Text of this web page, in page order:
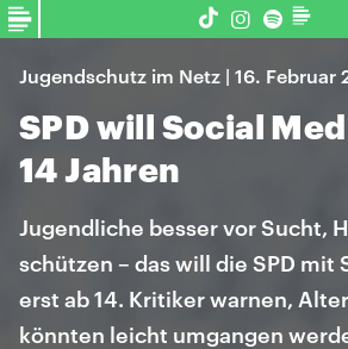
Jugendschutz im Netz | 16. Februar
SPD will Social
14 Jahren
Jugendliche besser vor Sucht,
schützen – das will die SPD mit
erst ab 14. Kritiker warnen,
könnten leicht umgangen